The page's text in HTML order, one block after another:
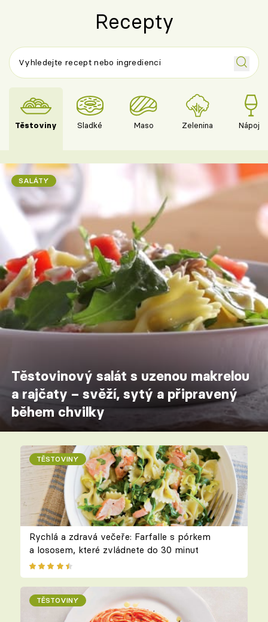
Recepty
Těstoviny Sladké Maso Zelenina Nápoje
SALÁTY
Těstovinový salát s uzenou makrelou
a rajčaty – svěží, sytý a připravený
během chvilky
TĚSTOVINY
Rychlá a zdravá večeře: Farfalle s pórkem
a lososem, které zvládnete do 30 minut
TĚSTOVINY